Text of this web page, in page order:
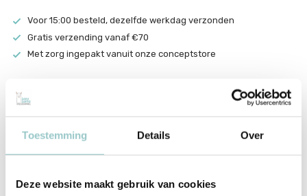
Toestemming Details Over
Deze website maakt gebruik van cookies
Voor 15:00 besteld, dezelfde werkdag verzonden
Gratis verzending vanaf €70
Met zorg ingepakt vanuit onze conceptstore
Nijntje, lief klein konijntje! Wie is er niet groot geworden met het
Warm Terra is een origineel kraamcadeau of cadeau voor een
Over Atelier Pierre Junior®